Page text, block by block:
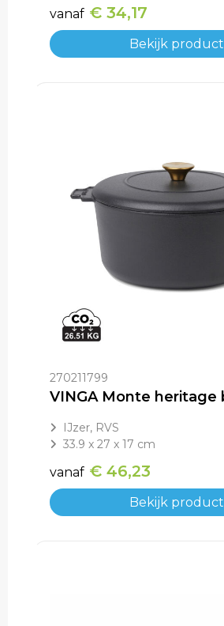
vanaf € 34,17
Bekijk product
270211799
IJzer, RVS
33.9 x 27 x 17 cm
vanaf € 46,23
Bekijk product